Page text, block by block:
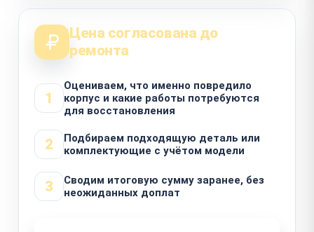
Цена согласована до
ремонта
1
Оцениваем, что именно повредило
корпус и какие работы потребуются
для восстановления
2
Подбираем подходящую деталь или
комплектующие с учётом модели
3
Сводим итоговую сумму заранее, без
неожиданных доплат